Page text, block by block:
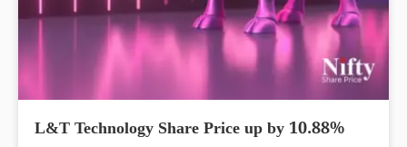
L&T Technology Share Price up by 10.88%